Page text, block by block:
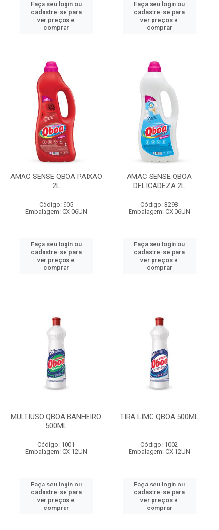
Faça seu login ou
cadastre-se para
ver preços e
comprar
Faça seu login ou
cadastre-se para
ver preços e
comprar
AMAC SENSE QBOA PAIXAO
2L
Código: 905
Embalagem: CX 06UN
Faça seu login ou
cadastre-se para
ver preços e
comprar
AMAC SENSE QBOA
DELICADEZA 2L
Código: 3298
Embalagem: CX 06UN
Faça seu login ou
cadastre-se para
ver preços e
comprar
MULTIUSO QBOA BANHEIRO
500ML
Código: 1001
Embalagem: CX 12UN
Faça seu login ou
cadastre-se para
ver preços e
comprar
TIRA LIMO QBOA 500ML
Código: 1002
Embalagem: CX 12UN
Faça seu login ou
cadastre-se para
ver preços e
comprar